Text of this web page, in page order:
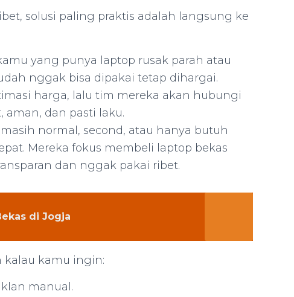
solusi paling praktis adalah langsung ke
yang punya laptop rusak parah atau
nggak bisa dipakai tetap dihargai.
harga, lalu tim mereka akan hubungi
aman, dan pasti laku.
normal, second, atau hanya butuh
Mereka fokus membeli laptop bekas
dan nggak pakai ribet.
di Jogja
kalau kamu ingin:
manual.